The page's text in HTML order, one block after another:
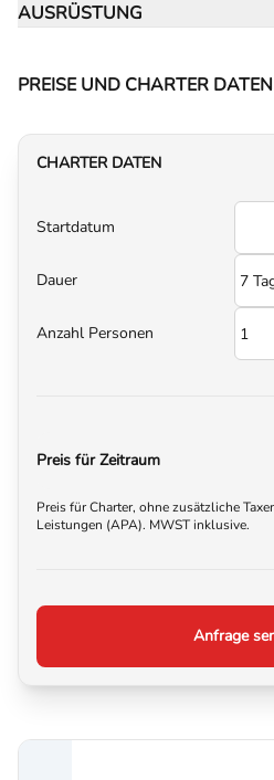
AUSRÜSTUNG
PREISE UND CHARTER DATEN
CHARTER DATEN
Startdatum
Dauer
Anzahl Personen
Preis für Zeitraum
Preis für Charter, ohne zusätzliche
Leistungen (APA). MWST inklusive.
Anfrage